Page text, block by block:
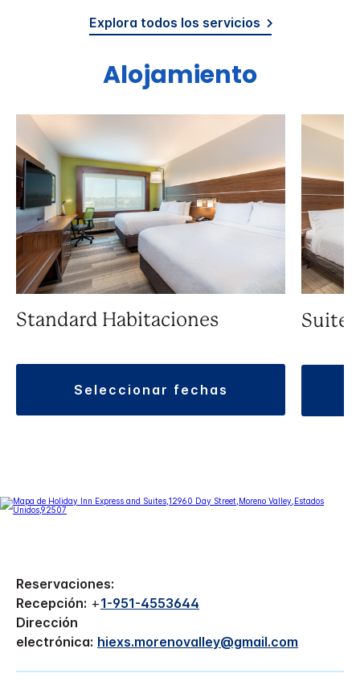
Explora todos los servicios
Alojamiento
Standard Habitaciones
seleccionar fechas
Suite
Reservaciones:
Recepción: +1-951-4553644
Dirección
electrónica: hiexs.morenovalley@gmail.com